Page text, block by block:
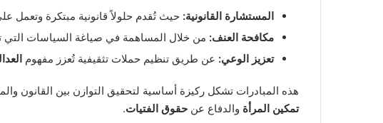
المستشارة القانونية: حيث تُقدم حلولاً قانونية مبتكرة وتعمل
مكافحة العنف: من خلال المساهمة في صياغة السياسات التي
تعزيز الوعي: عن طريق تنظيم حملات تثقيفية تُعزز مفهوم
هذه المبادرات تشكل ركيزة أساسية لتحقيق التوازن بين القانون
تمكين المرأة والدفاع عن حقوق الفتيات.